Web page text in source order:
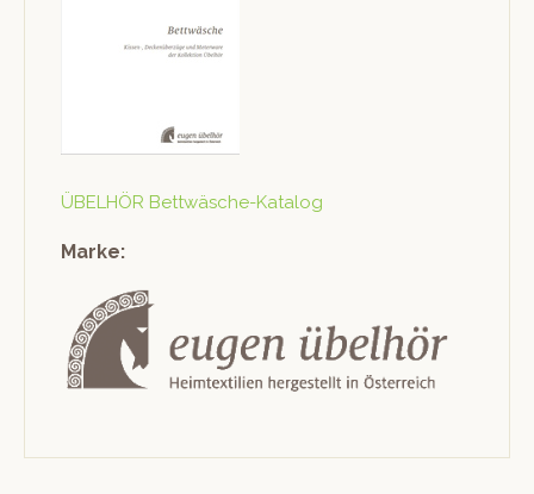
ÜBELHÖR Bet­twäsche-Kat­a­log
Marke: